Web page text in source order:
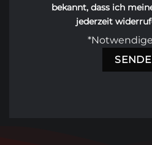
bekannt, dass ich
jederzeit